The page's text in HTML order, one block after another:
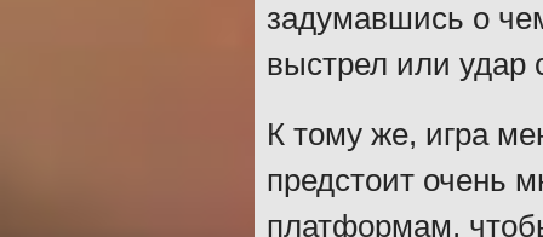
задумавшись о
выстрел или
К тому же, игра
предстоит очень
платформам,